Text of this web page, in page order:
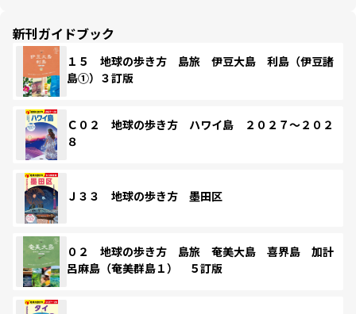
新刊ガイドブック
１５ 地球の歩き方 島旅 伊豆大島 利島（伊豆諸
島①）３訂版
Ｃ０２ 地球の歩き方 ハワイ島 ２０２７～２０２
８
Ｊ３３ 地球の歩き方 墨田区
０２ 地球の歩き方 島旅 奄美大島 喜界島 加計
呂麻島（奄美群島１） ５訂版